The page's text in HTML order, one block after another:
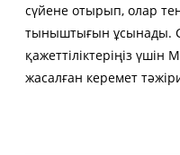
сүйене отырып, олар
тыныштығын ұсынады.
қажеттіліктеріңіз
жасалған керемет